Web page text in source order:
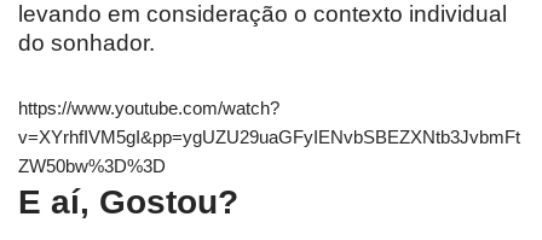
levando em consideração o contexto individual
do sonhador.
https://www.youtube.com/watch?
v=XYrhfIVM5gI&pp=ygUZU29uaGFyIENvbSBEZXNtb3JvbmFt
ZW50bw%3D%3D
E aí, Gostou?